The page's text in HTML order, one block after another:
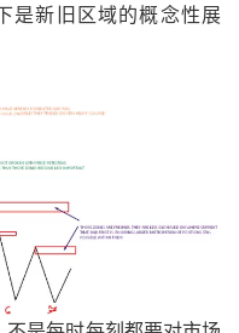
是新旧区域的概念性展